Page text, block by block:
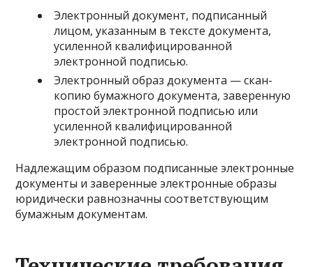
Электронный документ, подписанный
лицом, указанным в тексте документа,
усиленной квалифицированной
электронной подписью.
Электронный образ документа — скан-
копию бумажного документа, заверенную
простой электронной подписью или
усиленной квалифицированной
электронной подписью.
Надлежащим образом подписанные электронные
документы и заверенные электронные образы
юридически равнозначны соответствующим
бумажным документам.